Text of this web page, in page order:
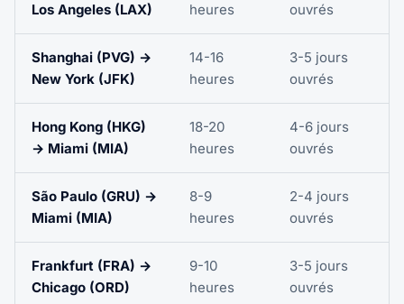
Los Angeles (LAX)
heures
ouvrés
Shanghai (PVG) →
New York (JFK)
14-16
heures
3-5 jours
ouvrés
Hong Kong (HKG)
→ Miami (MIA)
18-20
heures
4-6 jours
ouvrés
São Paulo (GRU) →
Miami (MIA)
8-9
heures
2-4 jours
ouvrés
Frankfurt (FRA) →
Chicago (ORD)
9-10
heures
3-5 jours
ouvrés